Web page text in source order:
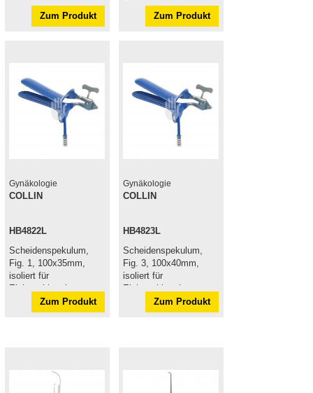
Zum Produkt
Elektrochirurgie
Zum Produkt
Gynäkologie
COLLIN
HB4822L
Scheidenspekulum,
Fig. 1, 100x35mm,
isoliert für
Elektrochirurgie
Zum Produkt
Gynäkologie
COLLIN
HB4823L
Scheidenspekulum,
Fig. 3, 100x40mm,
isoliert für
Elektrochirurgie
Zum Produkt